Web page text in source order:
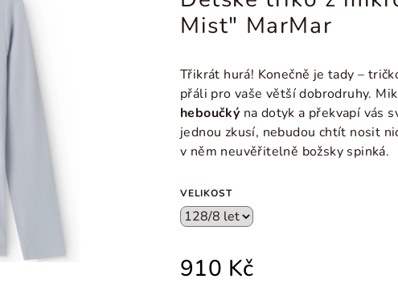
Mist" MarMar
Třikrát hurá! Konečně je tady –
přáli pro vaše větší dobrodruhy.
heboučký na dotyk a překvapí vás
jednou zkusí, nebudou chtít nosit
v něm neuvěřitelně božsky spinká.
VELIKOST
910 Kč